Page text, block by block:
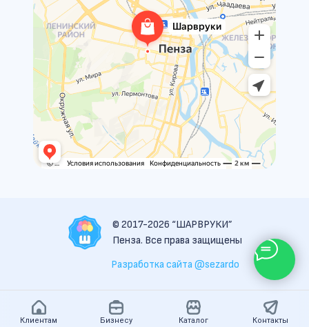
Клиентам Бизнесу Каталог Контакты
© 2017-2026 “ШАРВРУКИ”
Пенза. Все права защищены
Разработка сайта @sezardo